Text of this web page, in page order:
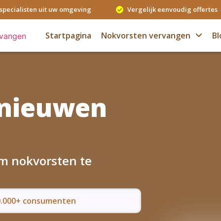
uit uw omgeving Vergelijk eenvoudig offertes
Startpagina Nokvorsten vervangen
nokvorsten te
consumenten